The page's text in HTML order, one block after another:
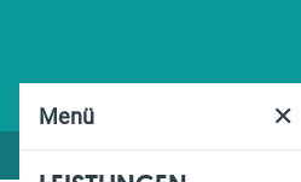
Menü ✕